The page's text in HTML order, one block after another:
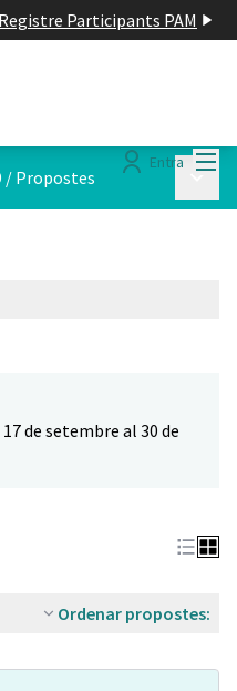
Participants PAM
Entra
/ Propostes
de setembre al 30 de
Ordenar propostes: